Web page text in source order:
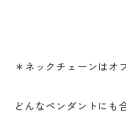
＊ネックチェーンはオ
どんなペンダントにも